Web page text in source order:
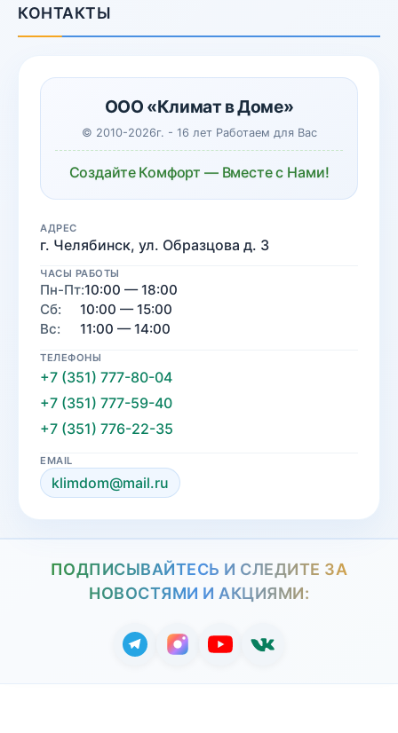
КОНТАКТЫ
ООО «Климат в Доме»
© 2010-2026г. - 16 лет Работаем для Вас
Создайте Комфорт — Вместе с Нами!
АДРЕС
г. Челябинск, ул. Образцова д. 3
ЧАСЫ РАБОТЫ
Пн-Пт:10:00 — 18:00
Сб:
10:00 — 15:00
Вс:
11:00 — 14:00
ТЕЛЕФОНЫ
+7 (351) 777-80-04
+7 (351) 777-59-40
+7 (351) 776-22-35
EMAIL
klimdom@mail.ru
ПОДПИСЫВАЙТЕСЬ И СЛЕДИТЕ ЗА
НОВОСТЯМИ И АКЦИЯМИ: